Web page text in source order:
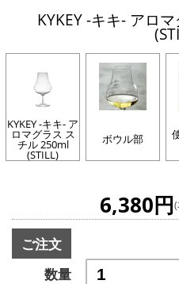
KYKEY -キキ- アロ
KYKEY -キキ- ア
ロマグラス ス
チル 250ml
(STILL)
ボウル部
6,380円
ご注文
数量